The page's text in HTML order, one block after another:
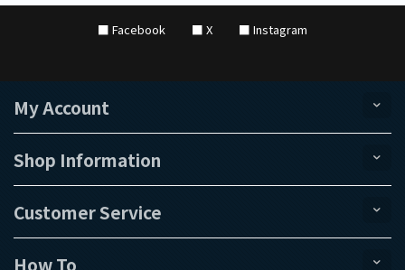
■ Facebook ■ X ■ Instagram
My Account
Shop Information
Customer Service
How To